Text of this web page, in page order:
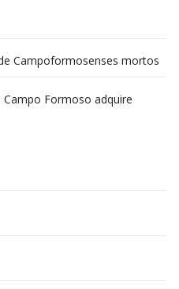
Campoformosenses mortos
em desabamentos são
Campo Formoso adquire